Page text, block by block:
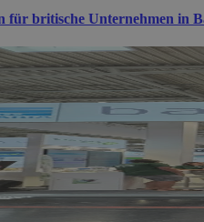
für britische Unternehmen in